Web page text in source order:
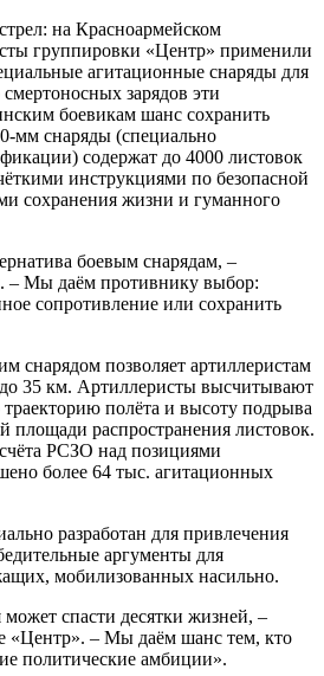
на Красноармейском
группировки «Центр» применили
агитационные снаряды для
зарядов эти
боевикам шанс сохранить
мм снаряды (специально
содержат до 4000 листовок
инструкциями по безопасной
сохранения жизни и гуманного
боевым снарядам, –
– Мы даём противнику выбор:
сопротивление или сохранить
снарядом позволяет артиллеристам
до 35 км. Артиллеристы высчитывают
полёта и высоту подрыва
площади распространения листовок.
РСЗО над позициями
более 64 тыс. агитационных
разработан для привлечения
аргументы для
мобилизованных насильно.
спасти десятки жизней, –
«Центр». – Мы даём шанс тем, кто
политические амбиции».